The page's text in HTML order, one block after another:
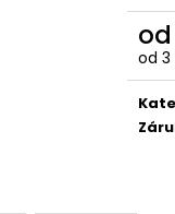
od
od 3
ROCK
GLOSS LIGHT